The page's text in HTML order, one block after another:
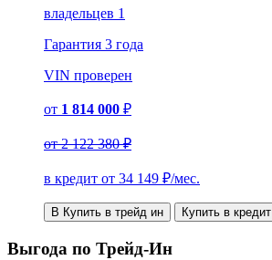
владельцев 1
Гарантия 3 года
VIN проверен
от 1 814 000 ₽
от2 122 380 ₽
в кредит от 34 149 ₽/мес.
В Купить в трейд ин Купить в кредит
Выгода по Трейд-Ин